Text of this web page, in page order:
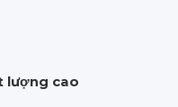
lượng cao